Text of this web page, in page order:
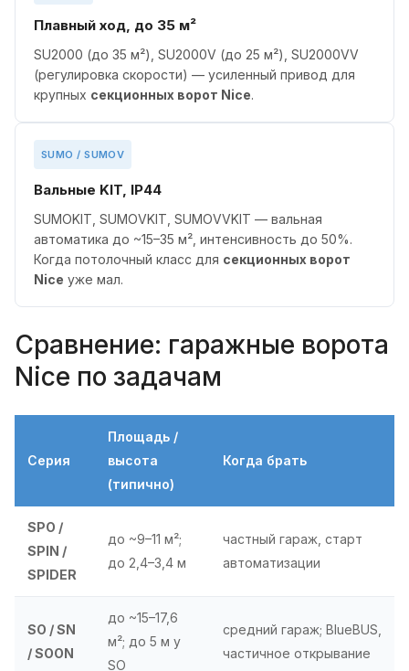
Плавный ход, до 35 м²
SU2000 (до 35 м²), SU2000V (до 25 м²), SU2000VV
(регулировка скорости) — усиленный привод для
крупных секционных ворот Nice.
SUMO / SUMOV
Вальные KIT, IP44
SUMOKIT, SUMOVKIT, SUMOVVKIT — вальная
автоматика до ~15–35 м², интенсивность до 50%.
Когда потолочный класс для секционных ворот
Nice уже мал.
Сравнение: гаражные ворота
Nice по задачам
Серия
Площадь /
высота
(типично)
Когда брать
SPO /
SPIN /
SPIDER
до ~9–11 м²;
до 2,4–3,4 м
частный гараж, старт
автоматизации
SO / SN
/ SOON
до ~15–17,6
м²; до 5 м у
SO
средний гараж; BlueBUS,
частичное открывание